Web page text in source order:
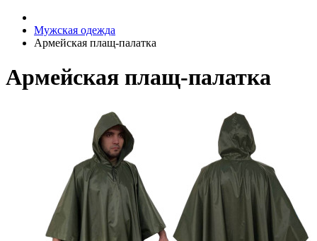
Мужская одежда
Армейская плащ-палатка
Армейская плащ-палатка